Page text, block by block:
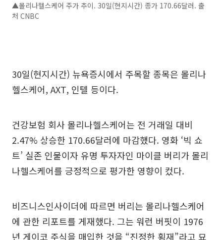
▲몰리나헬스케어 주가 추이. 30일(현지시간) 종가 170.66달러. 출
처 CNBC
30일(현지시간) 뉴욕증시에서 주목할 종목은 몰리나
헬스케어, AXT, 인텔 등이다.
건강보험 회사 몰리나헬스케어는 전 거래일 대비
2.47% 상승한 170.66달러에 마감했다. 영화 ‘빅 쇼
트’ 실존 인물이자 유명 투자자인 마이클 버리가 몰리
나헬스케어를 긍정적으로 평가한 영향이 컸다.
비즈니스인사이더에 따르면 버리는 몰리나헬스케어
에 관한 리포트를 게재했다. 그는 워런 버핏이 1976
년 게이코 주식을 매입한 것을 “진정한 횡재”라고 묘